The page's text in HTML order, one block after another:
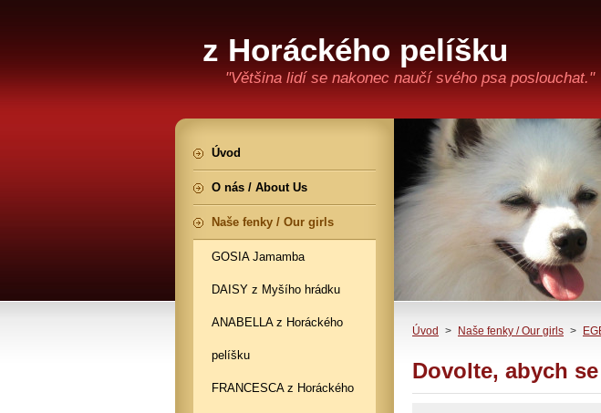
z Horáckého pelíšku
"Většina lidí se nakonec naučí svého psa poslouchat."
Úvod > Naše fenky / Our girls >
Dovolte, abych
Úvod
O nás / About Us
Naše fenky / Our girls
GOSIA Jamamba
DAISY z Myšího hrádku
ANABELLA z Horáckého
pelíšku
FRANCESCA z Horáckého